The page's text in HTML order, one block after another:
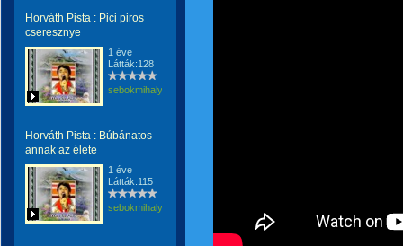
Horváth Pista : Pici piros
cseresznye
1 éve
Látták:128
sebokmihaly1961
Horváth Pista : Búbánatos
annak az élete
1 éve
Látták:115
sebokmihaly1961